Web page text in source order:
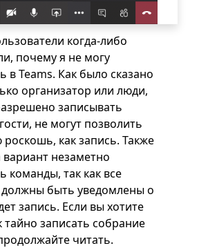
когда-либо
почему я не могу
в Teams. Как было сказано
организатор или люди,
записывать
не могут позволить
​​роскошь, как запись. Также
незаметно
команды, так как все
должны быть уведомлены о
запись. Если вы хотите
тайно записать собрание
читать.